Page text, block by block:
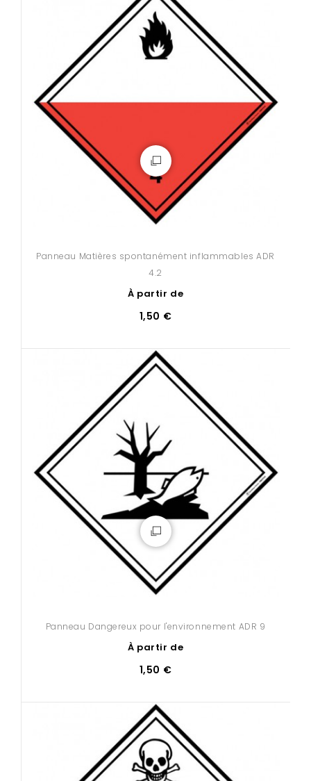
Panneau Matières spontanément inflammables ADR
4.2
À partir de
1,50 €
Panneau Dangereux pour l'environnement ADR 9
À partir de
1,50 €